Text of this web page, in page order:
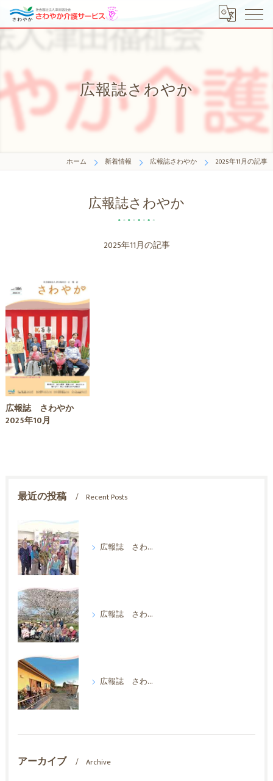
広報誌さわやか
ホーム 新着情報 広報誌さわやか 2025年11月の記事
広報誌さわやか
2025年11月の記事
広報誌 さわやか
2025年10月
最近の投稿 Recent Posts
広報誌 さわやか 2026年7月
広報誌 さわやか 2026年4月
広報誌 さわやか 2026年1月
アーカイブ Archive